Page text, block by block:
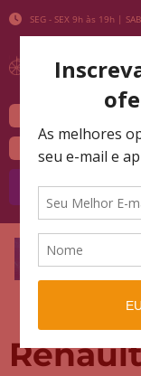
SEG - SEX 9h às 19h |